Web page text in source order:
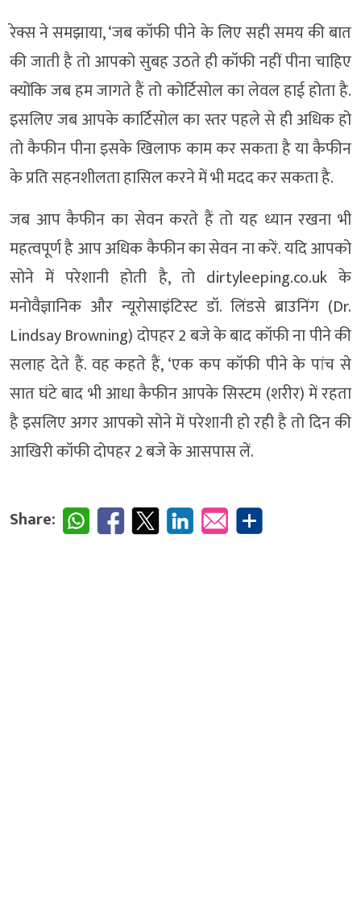
रेक्स ने समझाया, ‘जब कॉफी पीने के लिए सही समय की बात
की जाती है तो आपको सुबह उठते ही कॉफी नहीं पीना चाहिए
क्योंकि जब हम जागते हैं तो कोर्टिसोल का लेवल हाई होता है.
इसलिए जब आपके कार्टिसोल का स्तर पहले से ही अधिक हो
तो कैफीन पीना इसके खिलाफ काम कर सकता है या कैफीन
के प्रति सहनशीलता हासिल करने में भी मदद कर सकता है.
जब आप कैफीन का सेवन करते हैं तो यह ध्यान रखना भी
महत्वपूर्ण है आप अधिक कैफीन का सेवन ना करें. यदि आपको
सोने में परेशानी होती है, तो dirtyleeping.co.uk के
मनोवैज्ञानिक और न्यूरोसाइंटिस्ट डॉ. लिंडसे ब्राउनिंग (Dr.
Lindsay Browning) दोपहर 2 बजे के बाद कॉफी ना पीने की
सलाह देते हैं. वह कहते हैं, ‘एक कप कॉफी पीने के पांच से
सात घंटे बाद भी आधा कैफीन आपके सिस्टम (शरीर) में रहता
है इसलिए अगर आपको सोने में परेशानी हो रही है तो दिन की
आखिरी कॉफी दोपहर 2 बजे के आसपास लें.
Share: